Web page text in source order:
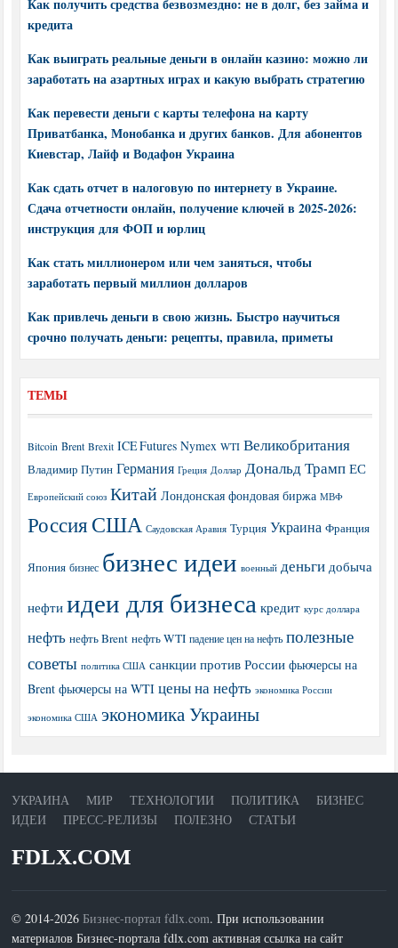
Как получить средства безвозмездно: не в долг, без займа и
кредита
Как выиграть реальные деньги в онлайн казино: можно ли
заработать на азартных играх и какую выбрать стратегию
Как перевести деньги с карты телефона на карту
Приватбанка, Монобанка и других банков. Для абонентов
Киевстар, Лайф и Водафон Украина
Как сдать отчет в налоговую по интернету в Украине.
Сдача отчетности онлайн, получение ключей в 2025-2026:
инструкция для ФОП и юрлиц
Как стать миллионером или чем заняться, чтобы
заработать первый миллион долларов
Как привлечь деньги в свою жизнь. Быстро научиться
срочно получать деньги: рецепты, правила, приметы
ТЕМЫ
Bitcoin Brent Brexit ICE Futures Nymex WTI Великобритания
Владимир Путин Германия Греция Доллар Дональд Трамп ЕС
Европейский союз Китай Лондонская фондовая биржа МВФ
РоссияСША Саудовская Аравия Турция Украина Франция
Япония бизнес бизнес идеи военный деньги добыча
нефти идеи для бизнеса кредит курс доллара
нефть нефть Brent нефть WTI падение цен на нефть полезные
советы политика США санкции против России фьючерсы на
Brent фьючерсы на WTI цены на нефть экономика России
экономика США экономика Украины
УКРАИНА МИР ТЕХНОЛОГИИ ПОЛИТИКА
БИЗНЕС
ИДЕИ
ПРЕСС-РЕЛИЗЫ ПОЛЕЗНО СТАТЬИ
FDLX.COM
© 2014-2026Бизнес-портал fdlx.com. При использовании
материалов Бизнес-портала fdlx.com активная ссылка на сайт